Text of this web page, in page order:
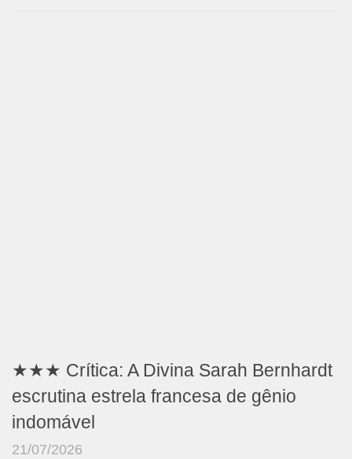
★★★ Crítica: A Divina Sarah Bernhardt
escrutina estrela francesa de gênio
indomável
21/07/2026